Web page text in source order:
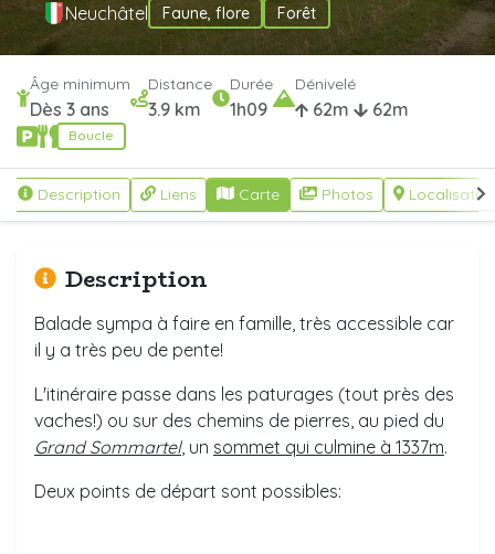
Neuchâtel Faune, flore Forêt
Âge minimum
Dès 3 ans
Distance
3.9 km
Durée
1h09
Dénivelé
62m 62m
Boucle
Description Liens Carte Photos
Description
Balade sympa à faire en famille, très accessible car
il y a très peu de pente!
L'itinéraire passe dans les paturages (tout près des
vaches!) ou sur des chemins de pierres, au pied du
Grand Sommartel, un sommet qui culmine à 1337m.
Deux points de départ sont possibles: